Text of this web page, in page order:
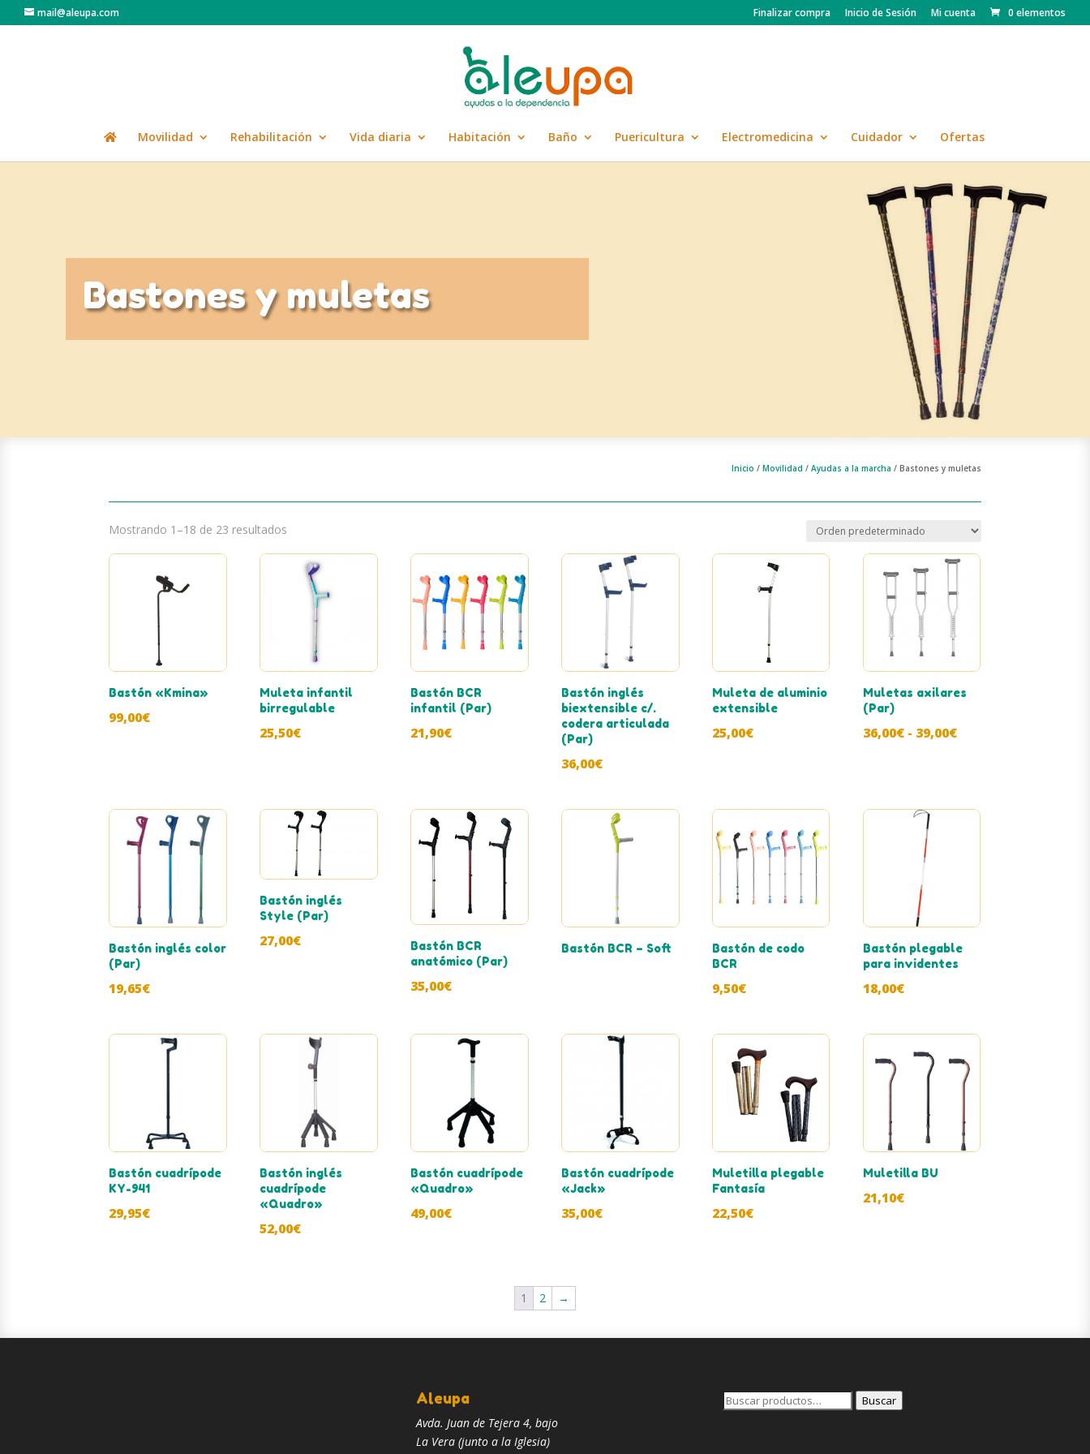
mail@aleupa.com Finalizar compra Inicio de Sesión Mi cuenta 0 elementos
Movilidad Rehabilitación Vida diaria Habitación Baño Puericultura Electromedicina Cuidador Ofertas
Bastones y muletas
Inicio / Movilidad / Ayudas a la marcha / Bastones y muletas
Mostrando 1–18 de 23 resultados
Bastón «Kmina»
99,00€
Muleta infantil
birregulable
25,50€
Bastón BCR
infantil (Par)
21,90€
Bastón inglés
biextensible c/.
codera articulada
(Par)
36,00€
Muleta de aluminio
extensible
25,00€
Muletas axilares
(Par)
36,00€ - 39,00€Rango
Bastón inglés color
(Par)
19,65€
Bastón inglés
Style (Par)
27,00€
Bastón BCR
anatómico (Par)
35,00€
Bastón BCR – Soft
Bastón de codo
BCR
9,50€
Bastón plegable
para invidentes
18,00€
Bastón cuadrípode
KY-941
29,95€
Bastón inglés
cuadrípode
«Quadro»
52,00€
Bastón cuadrípode
«Quadro»
49,00€
Bastón cuadrípode
«Jack»
35,00€
Muletilla plegable
Fantasía
22,50€
Muletilla BU
21,10€
1 2 →
Aleupa
Avda. Juan de Tejera 4, bajo
La Vera (junto a la Iglesia)
Buscar
Buscar